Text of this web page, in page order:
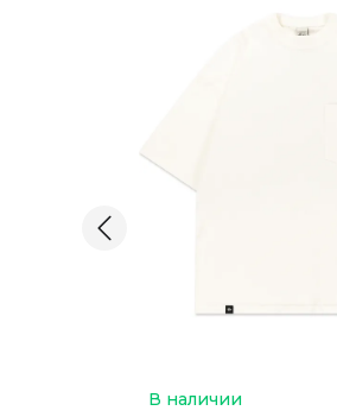
В наличии